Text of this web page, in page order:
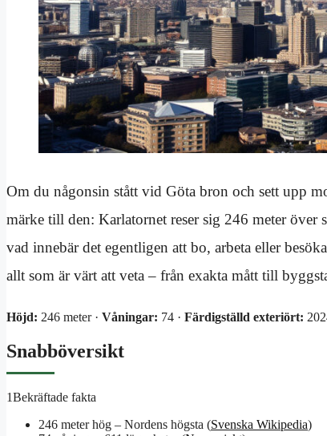
Om du någonsin stått vid Göta bron och sett upp
märke till den: Karlatornet reser sig 246 meter över
vad innebär det egentligen att bo, arbeta eller
allt som är värt att veta – från exakta mått till
Höjd: 246 meter · Våningar: 74 · Färdigställd exteriört:
Snabböversikt
1Bekräftade fakta
246 meter hög – Nordens högsta (Svenska Wikipedia)